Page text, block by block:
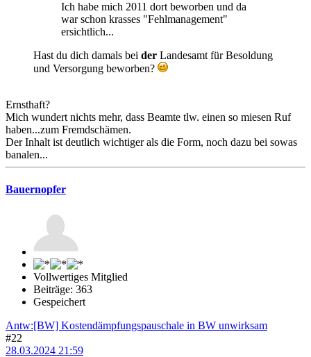
Ich habe mich 2011 dort beworben und da
war schon krasses "Fehlmanagement"
ersichtlich...
Hast du dich damals bei der Landesamt für Besoldung
und Versorgung beworben?
Ernsthaft?
Mich wundert nichts mehr, dass Beamte tlw. einen so miesen Ruf
haben...zum Fremdschämen.
Der Inhalt ist deutlich wichtiger als die Form, noch dazu bei sowas
banalen...
Bauernopfer
Vollwertiges Mitglied
Beiträge: 363
Gespeichert
Antw:[BW] Kostendämpfungspauschale in BW unwirksam
#22
28.03.2024 21:59